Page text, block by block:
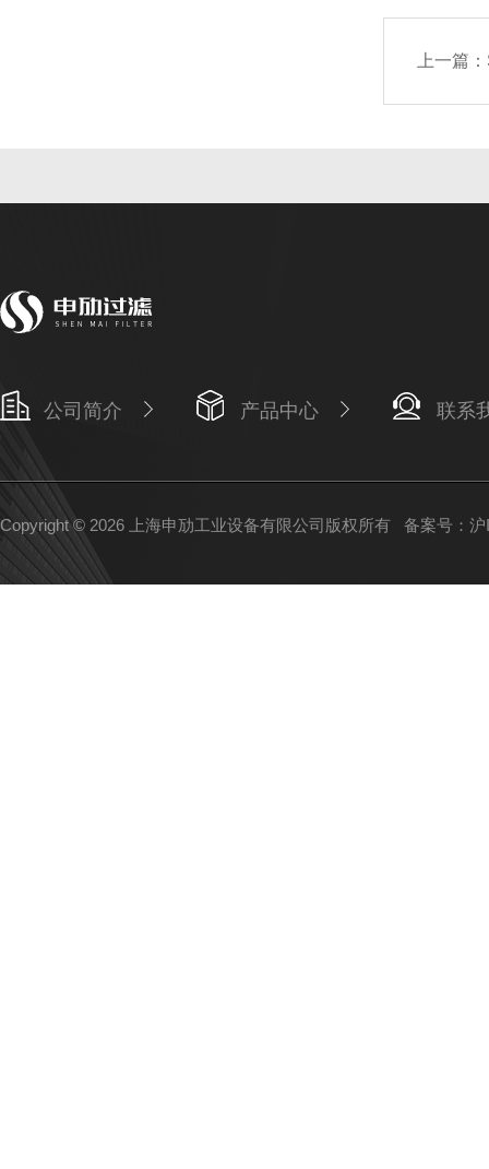
上一篇：
公司简介 产品中心 联系
Copyright © 2026 上海申劢工业设备有限公司版权所有 备案号：